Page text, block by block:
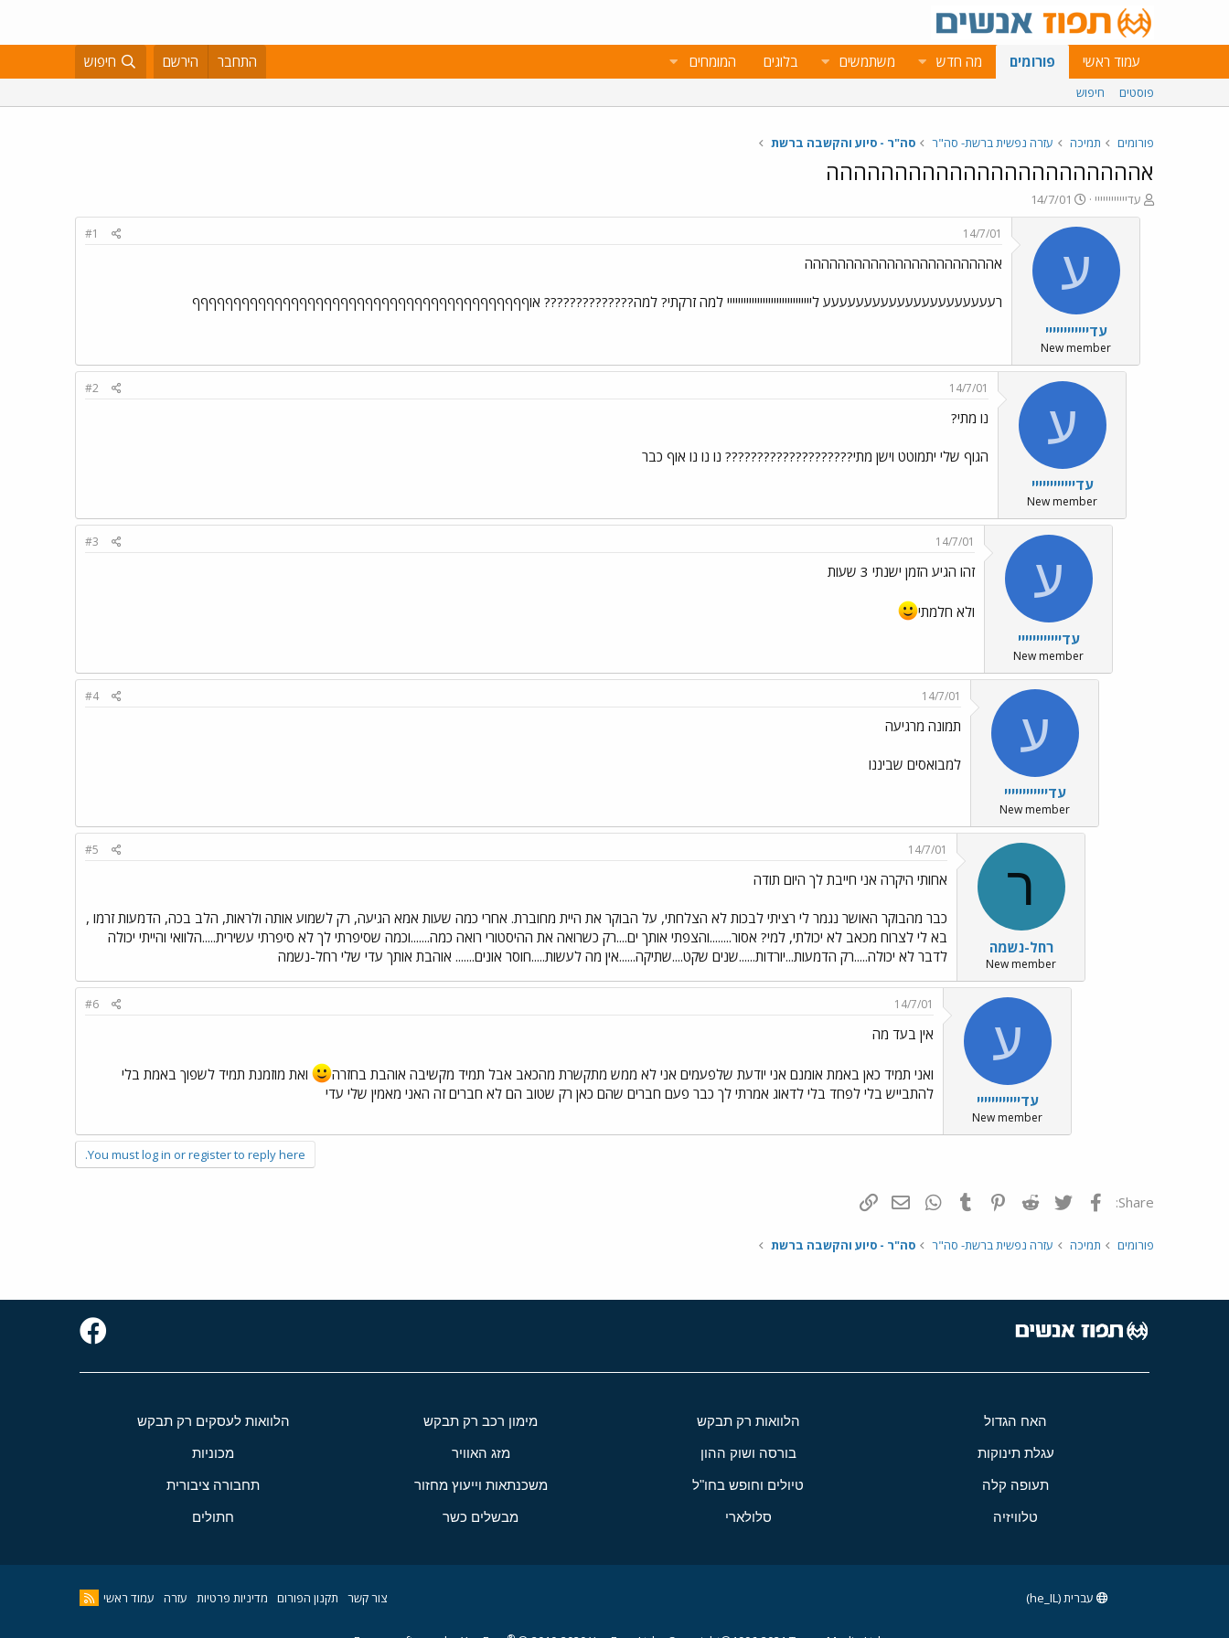
עמוד ראשי פורומים מה חדש משתמשים בלוגים המומחים התחבר הירשם חיפוש
פוסטים חיפוש
פורומים תמיכה עזרה נפשית ברשת- סה"ר סה"ר - סיוע והקשבה ברשת
אההההההההההההההההההההההה
פ
ו
עדיייייייייייי
פ
ו
ר
ם
ב
א
ר
י
ך
14/7/01
ע
עדיייייייייייי
New member
14/7/01
#1
אההההההההההההההההההההההה
רעעעעעעעעעעעעעעעעעעעעע לייייייייייייייייייייייייייייייי למה זרקתי? למה?????????????? אוףףףףףףףףףףףףףףףףףףףףףףףףףףףףףףףףףףףףףףףףף
ע
עדיייייייייייי
New member
14/7/01
#2
נו מתי?
הגוף שלי יתמוטט וישן מתי???????????????????? נו נו נו אוף כבר
ע
עדיייייייייייי
New member
14/7/01
#3
זהו הגיע הזמן ישנתי 3 שעות
ולא חלמתי
ע
עדיייייייייייי
New member
14/7/01
#4
תמונה מרגיעה
למבואסים שביננו
ר
רחל-נשמה
New member
14/7/01
#5
אחותי היקרה אני חייבת לך היום תודה
כבר מהבוקר האושר נגמר לי רציתי לבכות לא הצלחתי, על הבוקר את היית מחוברת. אחרי כמה שעות אמא הגיעה, רק לשמוע אותה ולראות, הלב בכה, הדמעות זרמו ,
בא לי לצרוח מכאב לא יכולתי, למי? אסור........והצפתי אותך ים....רק כשרואה את ההיסטורי רואה כמה.......וכמה שסיפרתי לך לא סיפרתי עשירית.....הלוואי והייתי יכולה
לדבר לא יכולה.....רק הדמעות...יורדות......שנים שקט....שתיקה......אין מה לעשות.....חוסר אונים....... אוהבת אותך עדי שלי רחל-נשמה
ע
עדיייייייייייי
New member
14/7/01
#6
אין בעד מה
ואני תמיד כאן באמת אומנם אני יודעת שלפעמים אני לא ממש מתקשרת מהכאב אבל תמיד מקשיבה אוהבת בחזרה
ואת מוזמנת תמיד לשפוך באמת בלי
להתבייש בלי לפחד בלי לדאוג אמרתי לך כבר פעם חברים שהם כאן רק שטוב הם לא חברים זה האני מאמין שלי עדי
You must log in or register to reply here.
Share: פייסבוק Twitter
Reddit
Pinterest
Tumblr
WhatsAppדואר אלקטרוני
פורומים תמיכה עזרה נפשית ברשת- סה"ר סה"ר - סיוע והקשבה ברשת
האח הגדול הלוואות רק תבקש מימון רכב רק תבקש הלוואות לעסקים רק תבקש
עגלת תינוקות בורסה ושוק ההון מזג האוויר מכוניות
תעופה קלה טיולים וחופש בחו"ל משכנתאות וייעוץ מחזור תחבורה ציבורית
טלוויזיה סלולארי מבשלים כשר חתולים
צור קשר תקנון הפורום מדיניות פרטיות עזרה עמוד ראשי עברית (he_IL)